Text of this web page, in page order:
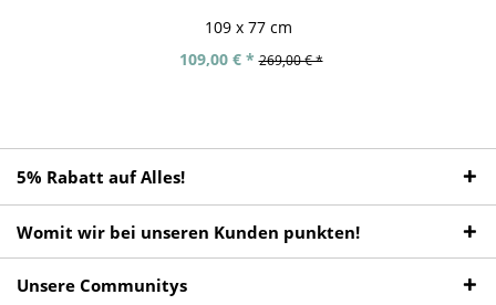
109 x 77 cm
109,00 € * 269,00 € *
5% Rabatt auf Alles!
Womit wir bei unseren Kunden punkten!
Unsere Communitys